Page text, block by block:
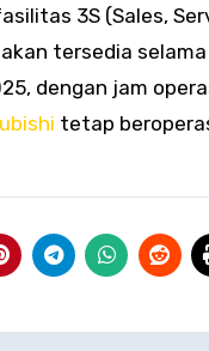
3S (Sales,
tersedia
dengan jam
tetap